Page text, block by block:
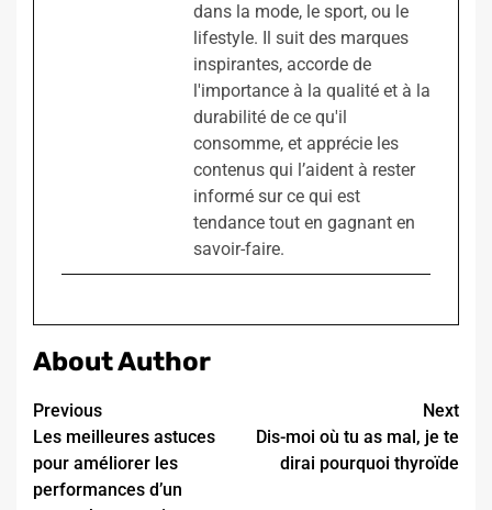
dans la mode, le sport, ou le
lifestyle. Il suit des marques
inspirantes, accorde de
l'importance à la qualité et à la
durabilité de ce qu'il
consomme, et apprécie les
contenus qui l’aident à rester
informé sur ce qui est
tendance tout en gagnant en
savoir-faire.
About Author
Continue
Reading
Previous
Les meilleures astuces
pour améliorer les
performances d’un
Next
Dis-moi où tu as mal, je te
dirai pourquoi thyroïde